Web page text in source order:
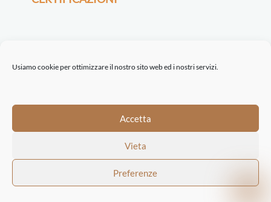
Usiamo cookie per ottimizzare il nostro sito web ed i nostri servizi.
Accetta
Vieta
Preferenze
©2021-22 ETINASTRO srl | Via Serio, 32 | 24021 Albino BG | REA BG 443722
|Privacy Policy